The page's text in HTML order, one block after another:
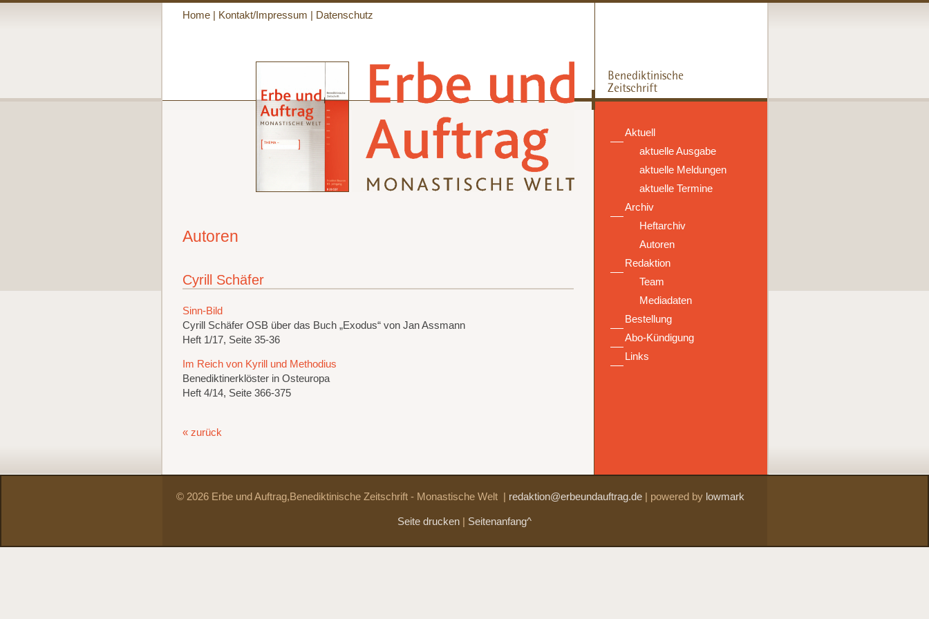
Home| Kontakt/Impressum Datenschutz
Aktuell
aktuelle Ausgabe
aktuelle Meldungen
aktuelle Termine
Archiv
Heftarchiv
Autoren
Redaktion
Team
Mediadaten
Bestellung
Abo-Kündigung
Links
Autoren
Cyrill Schäfer
Sinn-Bild
Cyrill Schäfer OSB über das Buch „Exodus“ von Jan Assmann
Heft 1/17, Seite 35-36
Im Reich von Kyrill und Methodius
Benediktinerklöster in Osteuropa
Heft 4/14, Seite 366-375
« zurück
© 2026 Erbe und Auftrag,Benediktinische Zeitschrift - Monastische Welt redaktion@erbeundauftrag.de| powered by lowmark
Seite drucken | Seitenanfang^